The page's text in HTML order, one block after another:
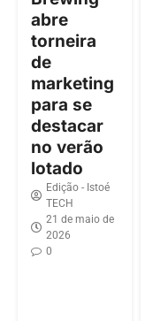
abre
torneira
de
marketing
para se
destacar
no verão
lotado
Edição - Istoé
TECH
21 de maio de
2026
0